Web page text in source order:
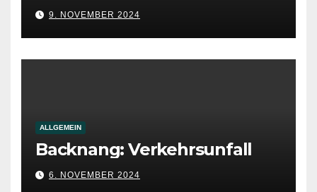
9. NOVEMBER 2024
ALLGEMEIN
Backnang: Verkehrsunfall
6. NOVEMBER 2024